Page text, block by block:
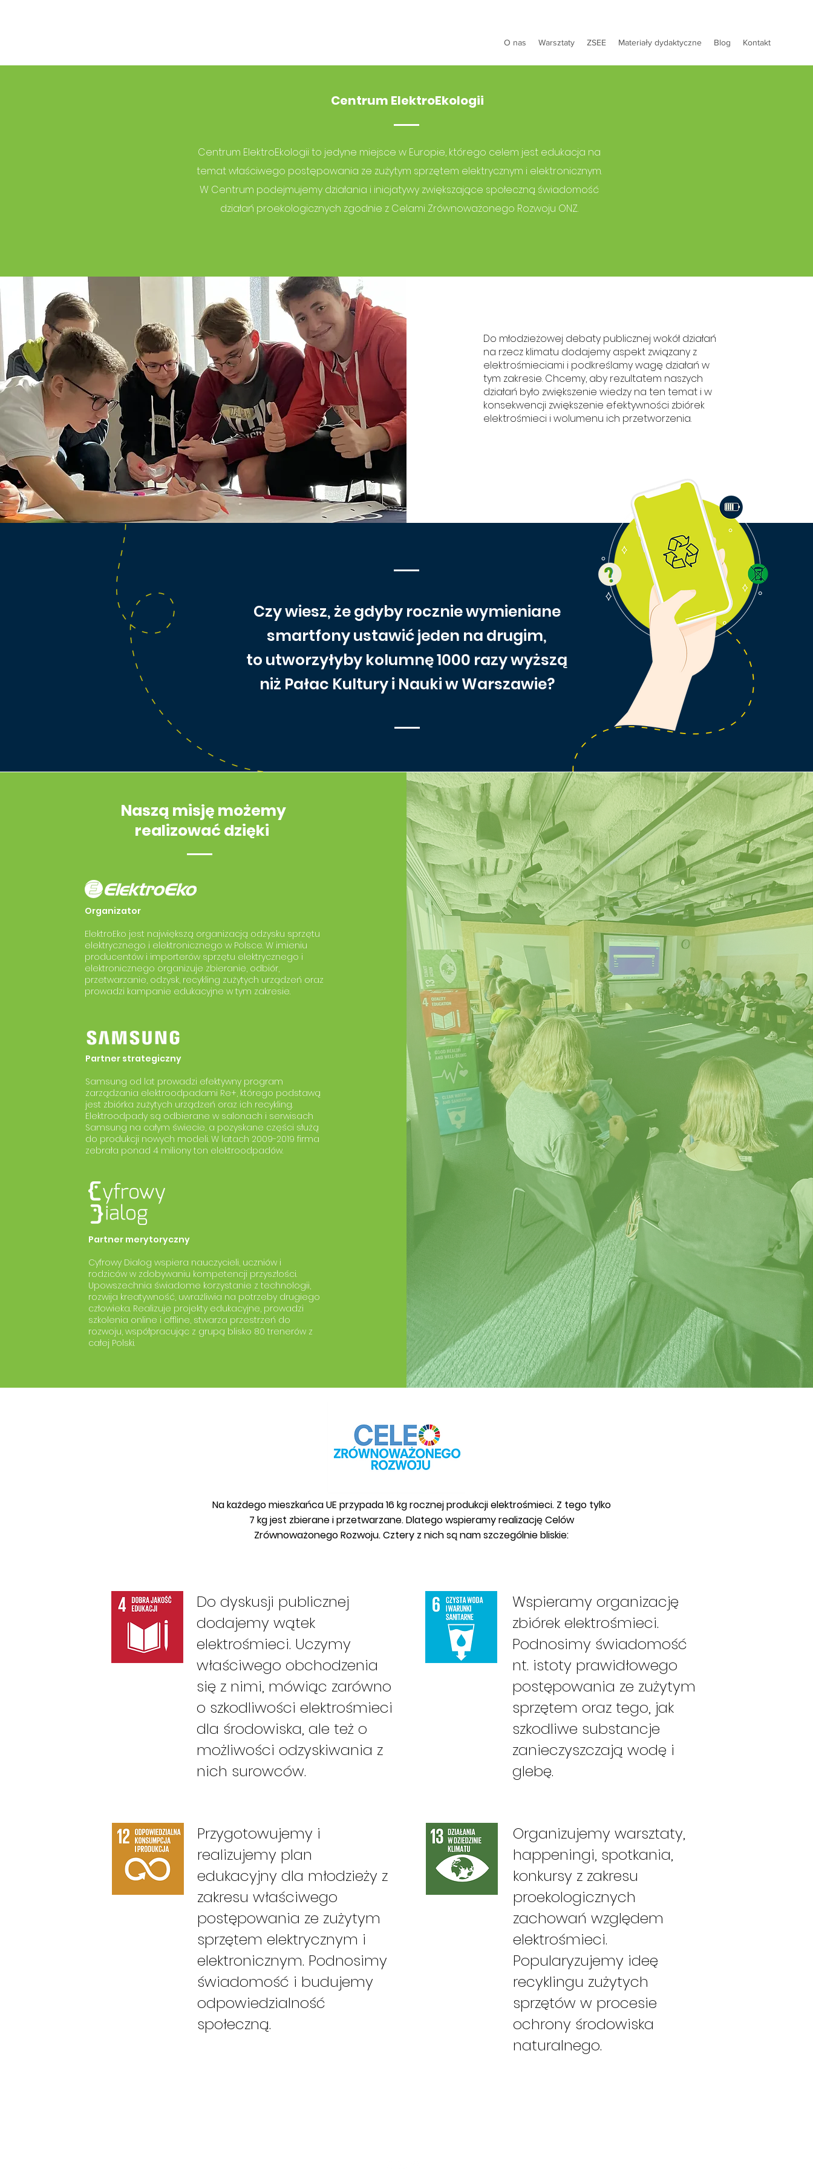
O nas Warsztaty ZSEE Materiały dydaktyczne Blog Kontakt
Centrum ElektroEkologii
Centrum ElektroEkologii to jedyne miejsce w Europie, którego celem jest edukacja na
temat właściwego postępowania ze zużytym sprzętem elektrycznym i elektronicznym.
W Centrum podejmujemy działania i inicjatywy zwiększające społeczną świadomość
działań proekologicznych zgodnie z Celami Zrównoważonego Rozwoju ONZ.
Do młodzieżowej debaty publicznej wokół działań
na rzecz klimatu dodajemy aspekt związany z
elektrośmieciami i podkreślamy wagę działań w
tym zakresie. Chcemy, aby rezultatem naszych
działań było zwiększenie wiedzy na ten temat i w
konsekwencji zwiększenie efektywności zbiórek
elektrośmieci i wolumenu ich przetworzenia.
Czy wiesz, że gdyby rocznie wymieniane
smartfony ustawić jeden na drugim,
to utworzyłyby kolumnę 1000 razy wyższą
niż Pałac Kultury i Nauki w Warszawie?
Naszą misję możemy
realizować dzięki
Organizator
ElektroEko jest największą organizacją odzysku sprzętu
elektrycznego i elektronicznego w Polsce. W imieniu
producentów i importerów sprzętu elektrycznego i
elektronicznego organizuje zbieranie, odbiór,
przetwarzanie, odzysk, recykling zużytych urządzeń oraz
prowadzi kampanie edukacyjne w tym zakresie.
​Partner strategiczny
Samsung od lat prowadzi efektywny program
zarządzania elektroodpadami Re+, którego podstawą
jest zbiórka zużytych urządzeń oraz ich recykling.
Elektroodpady są odbierane w salonach i serwisach
Samsung na całym świecie, a pozyskane części służą
do produkcji nowych modeli. W latach 2009-2019 firma
zebrała ponad 4 miliony ton elektroodpadów.
​Partner merytoryczny
Cyfrowy Dialog wspiera nauczycieli, uczniów i
rodziców w zdobywaniu kompetencji przyszłości.
Upowszechnia świadome korzystanie z technologii,
rozwija kreatywność, uwrażliwia na potrzeby drugiego
człowieka. Realizuje projekty edukacyjne, prowadzi
szkolenia online i offline, stwarza przestrzeń do
rozwoju, współpracując z grupą blisko 80 trenerów z
całej Polski.
Na każdego mieszkańca UE przypada 16 kg rocznej produkcji elektrośmieci. Z tego tylko
7 kg jest zbierane i przetwarzane. Dlatego wspieramy realizację Celów
Zrównoważonego Rozwoju. Cztery z nich są nam szczególnie bliskie:
Do dyskusji publicznej
dodajemy wątek
elektrośmieci. Uczymy
właściwego obchodzenia
się z nimi, mówiąc zarówno
o szkodliwości elektrośmieci
dla środowiska, ale też o
możliwości odzyskiwania z
nich surowców.
Wspieramy organizację
zbiórek elektrośmieci.
Podnosimy świadomość
nt. istoty prawidłowego
postępowania ze zużytym
sprzętem oraz tego, jak
szkodliwe substancje
zanieczyszczają wodę i
glebę.
Przygotowujemy i
realizujemy plan
edukacyjny dla młodzieży z
zakresu właściwego
postępowania ze zużytym
sprzętem elektrycznym i
elektronicznym. Podnosimy
świadomość i budujemy
odpowiedzialność
społeczną.
Organizujemy warsztaty,
happeningi, spotkania,
konkursy z zakresu
proekologicznych
zachowań względem
elektrośmieci.
Popularyzujemy ideę
recyklingu zużytych
sprzętów w procesie
ochrony środowiska
naturalnego.